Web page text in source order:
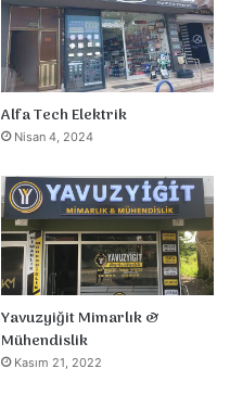
Alfa Tech Elektrik
Nisan 4, 2024
Yavuzyiğit Mimarlık &
Mühendislik
Kasım 21, 2022